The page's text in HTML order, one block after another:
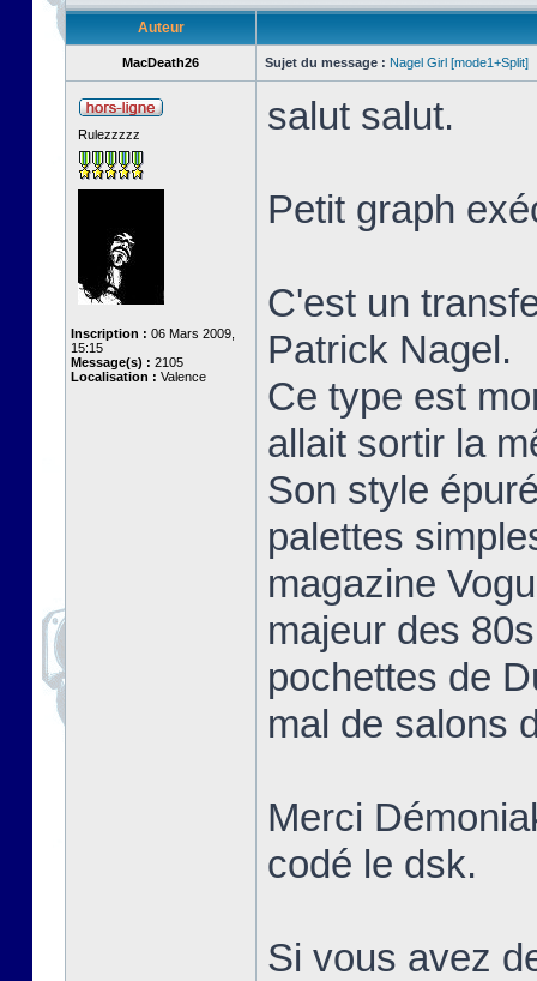
Auteur
MacDeath26 Sujet du message : Nagel Girl [mode1+Split]
Rulezzzzz
Inscription : 06 Mars 2009,
15:15
Message(s) : 2105
Localisation : Valence
salut salut.
Petit graph
C'est un
Patrick Nagel.
Ce type est
allait sortir la
Son style
palettes
magazine
majeur des
pochettes de
mal de salons
Merci
codé le dsk.
Si vous avez